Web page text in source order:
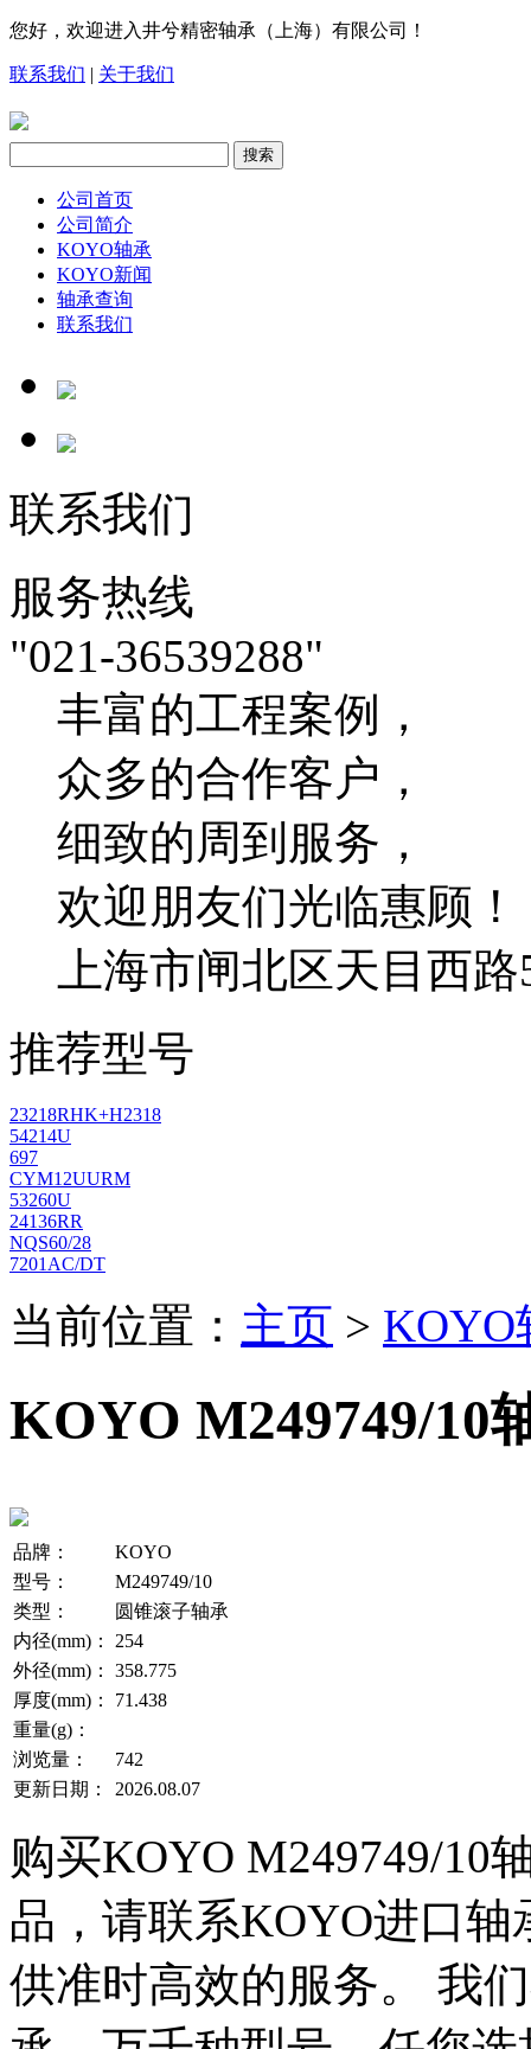
您好，欢迎进入井兮精密轴承（上海）有限公司！
联系我们 | 关于我们
公司首页
公司简介
KOYO轴承
KOYO新闻
轴承查询
联系我们
联系我们
服务热线
"021-36539288"
丰富的工程案例，
众多的合作客户，
细致的周到服务，
欢迎朋友们光临惠顾！
上海市闸北区天目西
推荐型号
23218RHK+H2318
54214U
697
CYM12UURM
53260U
24136RR
NQS60/28
7201AC/DT
当前位置： 主页 > KOYO
KOYO M249749/10
品牌：
KOYO
型号：
M249749/10
类型：
圆锥滚子轴承
内径(mm)：
254
外径(mm)：
358.775
厚度(mm)：
71.438
重量(g)：
浏览量：
742
更新日期：
2026.08.07
购买KOYO M249749/10
品，请联系KOYO进口
供准时高效的服务。 我